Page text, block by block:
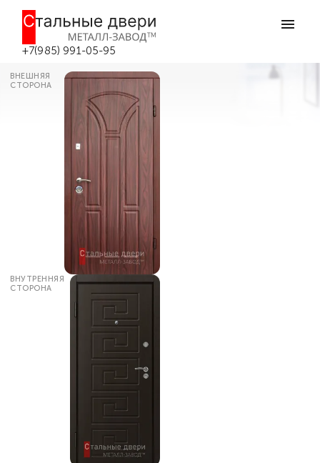
+7(985) 991-05-95
Металлическая дверь 3 контура
уплотнения №27 в Боровске
Главная
ВНЕШНЯЯ
СТОРОНА
ВНУТРЕННЯЯ
СТОРОНА